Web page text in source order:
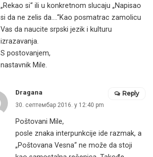
„Rekao si“ ili u konkretnom slucaju „Napisao
si da ne zelis da….“Kao posmatrac zamolicu
Vas da naucite srpski jezik i kulturu
izrazavanja.
S postovanjem,
nastavnik Mile.
Dragana
30. септембар 2016. у 12:40 pm
Poštovani Mile,
posle znaka interpunkcije ide razmak, a
„Poštovana Vesna“ ne može da stoji
Reply